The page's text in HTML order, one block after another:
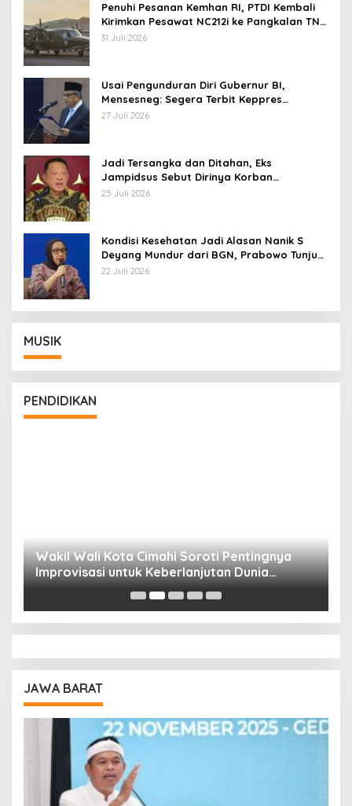
Penuhi Pesanan Kemhan RI, PTDI Kembali
Kirimkan Pesawat NC212i ke Pangkalan TNI
AU
31 Juli 2026
Usai Pengunduran Diri Gubernur BI,
Mensesneg: Segera Terbit Keppres
Pemberhentian dengan Hormat
27 Juli 2026
Jadi Tersangka dan Ditahan, Eks
Jampidsus Sebut Dirinya Korban
Kriminalisasi
25 Juli 2026
Kondisi Kesehatan Jadi Alasan Nanik S
Deyang Mundur dari BGN, Prabowo Tunjuk
Wamentan Sudaryono
22 Juli 2026
MUSIK
PENDIDIKAN
Wakil Wali Kota Cimahi Soroti Pentingnya
Improvisasi untuk Keberlanjutan Dunia
Pendidikan
JAWA BARAT